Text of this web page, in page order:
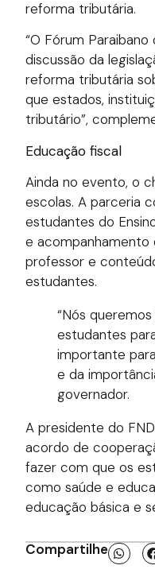
reforma tributária.
“O Fórum
discussão da
reforma tributária
que estados,
tributário”,
Educação fiscal
Ainda no evento, o
escolas. A parceria
estudantes do
e acompanhamento
professor e
estudantes.
“Nós
estudantes
importante
e da
governador.
A presidente do
acordo de
fazer com que os
como saúde e
educação básica e
Compartilhe